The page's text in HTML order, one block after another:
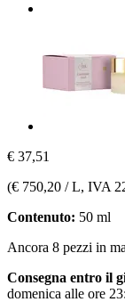
€ 37,51
(€ 750,20 / L, IVA
Contenuto: 50 ml
Ancora 8 pezzi in
Consegna entro il
domenica alle ore